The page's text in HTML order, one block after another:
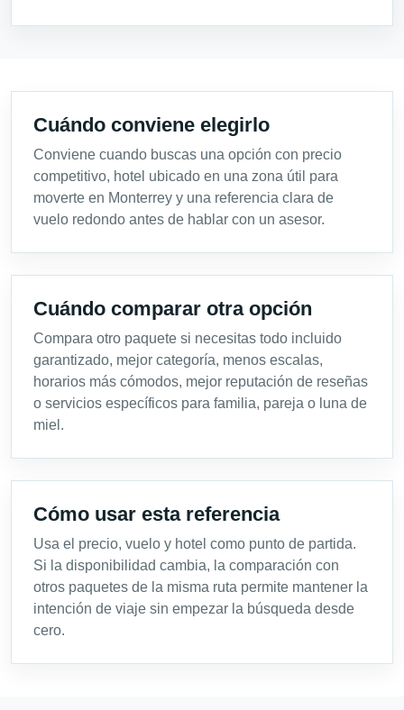
Cuándo conviene elegirlo
Conviene cuando buscas una opción con precio
competitivo, hotel ubicado en una zona útil para
moverte en Monterrey y una referencia clara de
vuelo redondo antes de hablar con un asesor.
Cuándo comparar otra opción
Compara otro paquete si necesitas todo incluido
garantizado, mejor categoría, menos escalas,
horarios más cómodos, mejor reputación de reseñas
o servicios específicos para familia, pareja o luna de
miel.
Cómo usar esta referencia
Usa el precio, vuelo y hotel como punto de partida.
Si la disponibilidad cambia, la comparación con
otros paquetes de la misma ruta permite mantener la
intención de viaje sin empezar la búsqueda desde
cero.